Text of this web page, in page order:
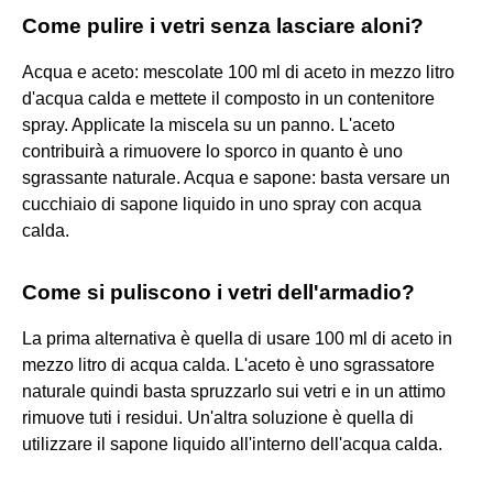
Come pulire i vetri senza lasciare aloni?
Acqua e aceto: mescolate 100 ml di aceto in mezzo litro
d'acqua calda e mettete il composto in un contenitore
spray. Applicate la miscela su un panno. L'aceto
contribuirà a rimuovere lo sporco in quanto è uno
sgrassante naturale. Acqua e sapone: basta versare un
cucchiaio di sapone liquido in uno spray con acqua
calda.
Come si puliscono i vetri dell'armadio?
La prima alternativa è quella di usare 100 ml di aceto in
mezzo litro di acqua calda. L'aceto è uno sgrassatore
naturale quindi basta spruzzarlo sui vetri e in un attimo
rimuove tuti i residui. Un'altra soluzione è quella di
utilizzare il sapone liquido all'interno dell'acqua calda.